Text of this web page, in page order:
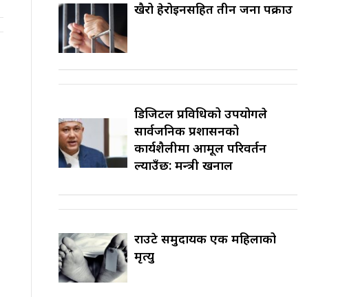
खैरो हेरोइनसहित तीन जना पक्राउ
डिजिटल प्रविधिको उपयोगले
सार्वजनिक प्रशासनको
कार्यशैलीमा आमूल परिवर्तन
ल्याउँछ: मन्त्री खनाल
राउटे समुदायकी एक महिलाको
मृत्यु